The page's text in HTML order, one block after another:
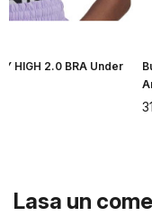
HIGH 2.0 BRA Under
Lasa un